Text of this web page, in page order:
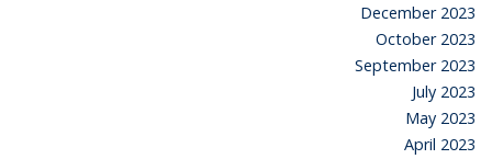
December 2023
October 2023
September 2023
July 2023
May 2023
April 2023